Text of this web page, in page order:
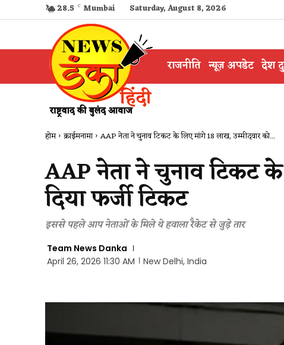
28.5 C Mumbai Saturday, August 8, 2026
राजनीति न्यूज़ अपडेट देश
होम क्राईमनामा AAP नेता ने चुनाव टिकट के लिए मांगे 18 लाख, उम्मीदवार को...
AAP नेता ने चुनाव टिकट
दिया फर्जी टिकट
इससे पहले आप नेताओं के मिले थे हवाला रैकेट से जुड़े तार
Team News Danka
April 26, 2026 11:30 AM
New Delhi, India